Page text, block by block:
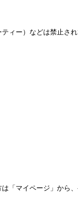
ィー）などは禁止され
「マイページ」から